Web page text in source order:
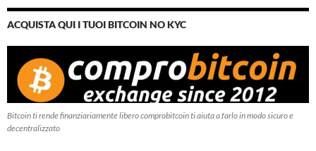
ACQUISTA QUI I TUOI BITCOIN NO KYC
Bitcoin ti rende finanziariamente libero comprobitcoin ti aiuta a farlo in modo sicuro e
decentralizzato